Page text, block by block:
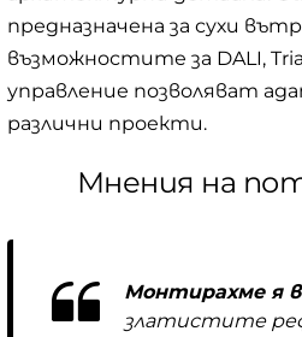
предназначена за сухи
възможностите за DALI,
управление позволяват
различни проекти.
Мнения на
Монтирахме я
златистите